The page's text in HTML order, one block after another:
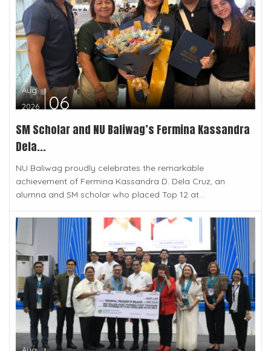
Aug
2026
06
SM Scholar and NU Baliwag’s Fermina Kassandra
Dela...
NU Baliwag proudly celebrates the remarkable
achievement of Fermina Kassandra D. Dela Cruz, an
alumna and SM scholar who placed Top 12 at...